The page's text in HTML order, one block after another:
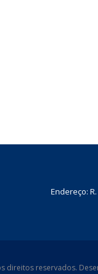
Endereço:
direitos reservados.